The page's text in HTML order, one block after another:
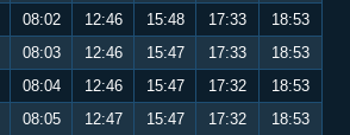
08:02 12:46 15:48 17:33
18:53
08:03 12:46 15:47 17:33
18:53
08:04 12:46 15:47 17:32
18:53
08:05 12:47 15:47 17:32
18:53